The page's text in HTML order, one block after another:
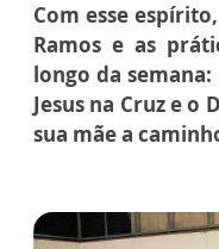
Com esse
Ramos e as
longo da
Jesus na Cruz e o
sua mãe a